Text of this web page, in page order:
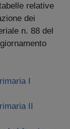
relative
dei
n. 88 del
I
II